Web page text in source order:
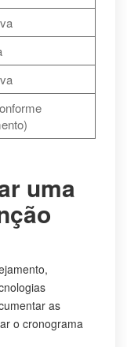
uma
as
o cronograma